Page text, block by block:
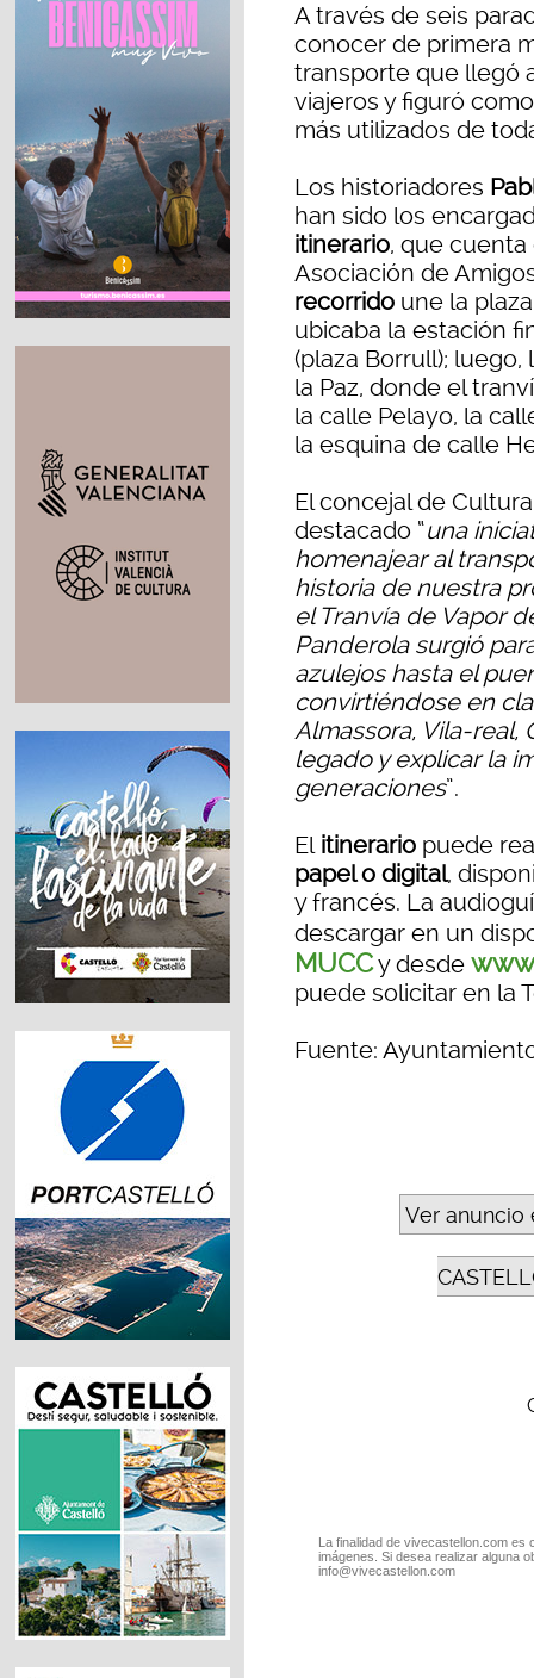
A través de seis
conocer de primera
transporte que llegó
viajeros y figuró
más utilizados de
Los historiadores
han sido los
itinerario, que
Asociación de
recorrido une la
ubicaba la estación
(plaza Borrull);
la Paz, donde el
la calle Pelayo, la
la esquina de calle
El concejal de
destacado “una
homenajear al
historia de nuestra
el Tranvía de Vapor
Panderola surgió
azulejos hasta el
convirtiéndose en
Almassora, Vila-real,
legado y explicar la
generaciones”.
Elitinerario puede
papel o digital,
y francés. La
descargar en un
MUCCy desde
puede solicitar en la
Fuente:
Ver anuncio
La finalidad de vivecastellon.com
imágenes. Si desea realizar alguna
info@vivecastellon.com